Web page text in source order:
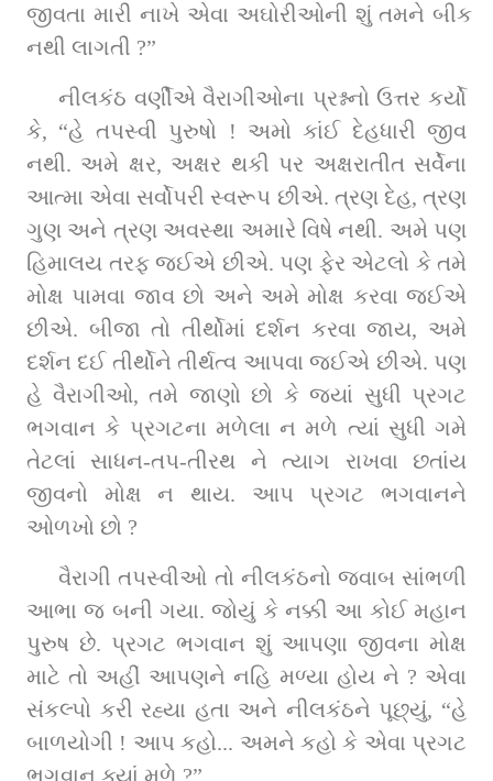
જીવતા મારી નાખે એવા અઘોરીઓની શું તમને બીક
નથી લાગતી ?”
નીલકંઠ વર્ણીએ વૈરાગીઓના પ્રશ્નનો ઉત્તર કર્યો
કે, “હે તપસ્વી પુરુષો ! અમો કાંઈ દેહધારી જીવ
નથી. અમે ક્ષર, અક્ષર થકી પર અક્ષરાતીત સર્વેના
આત્મા એવા સર્વોપરી સ્વરૂપ છીએ. ત્રણ દેહ, ત્રણ
ગુણ અને ત્રણ અવસ્થા અમારે વિષે નથી. અમે પણ
હિમાલય તરફ જઈએ છીએ. પણ ફેર એટલો કે તમે
મોક્ષ પામવા જાવ છો અને અમે મોક્ષ કરવા જઈએ
છીએ. બીજા તો તીર્થોમાં દર્શન કરવા જાય, અમે
દર્શન દઈ તીર્થોને તીર્થત્વ આપવા જઈએ છીએ. પણ
હે વૈરાગીઓ, તમે જાણો છો કે જ્યાં સુધી પ્રગટ
ભગવાન કે પ્રગટના મળેલા ન મળે ત્યાં સુધી ગમે
તેટલાં સાધન-તપ-તીરથ ને ત્યાગ રાખવા છતાંય
જીવનો મોક્ષ ન થાય. આપ પ્રગટ ભગવાનને
ઓળખો છો ?
વૈરાગી તપસ્વીઓ તો નીલકંઠનો જવાબ સાંભળી
આભા જ બની ગયા. જોયું કે નક્કી આ કોઈ મહાન
પુરુષ છે. પ્રગટ ભગવાન શું આપણા જીવના મોક્ષ
માટે તો અહીં આપણને નહિ મળ્યા હોય ને ? એવા
સંકલ્પો કરી રહ્યા હતા અને નીલકંઠને પૂછ્યું, “હે
બાળયોગી ! આપ કહો... અમને કહો કે એવા પ્રગટ
ભગવાન ક્યાં મળે ?”